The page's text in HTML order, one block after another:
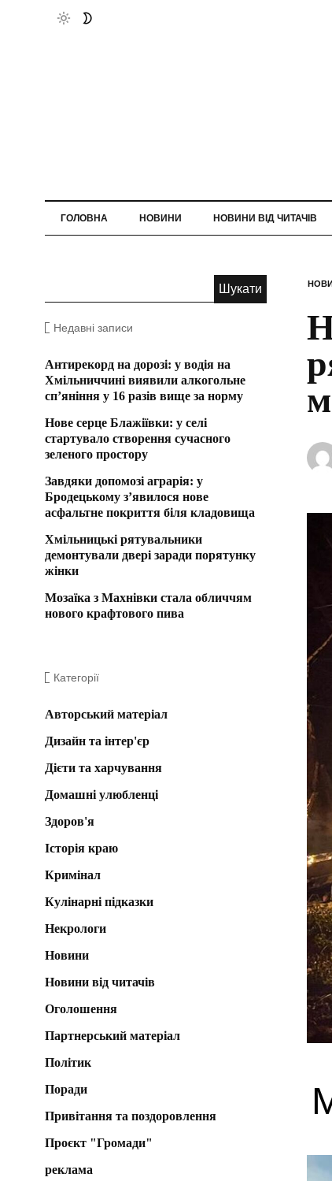
ГОЛОВНА НОВИНИ НОВИНИ ВІД ЧИТАЧІВ
Недавні записи
Антирекорд на дорозі: у водія на
Хмільниччині виявили алкогольне
сп’яніння у 16 разів вище за норму
Нове серце Блажіївки: у селі
стартувало створення сучасного
зеленого простору
Завдяки допомозі аграрія: у
Бродецькому з’явилося нове
асфальтне покриття біля кладовища
Хмільницькі рятувальники
демонтували двері заради порятунку
жінки
Мозаїка з Махнівки стала обличчям
нового крафтового пива
Категорії
Авторський матеріал
Дизайн та інтер'єр
Дієти та харчування
Домашні улюбленці
Здоров'я
Історія краю
Кримінал
Кулінарні підказки
Некрологи
Новини
Новини від читачів
Оголошення
Партнерський матеріал
Політик
Поради
Привітання та поздоровлення
Проєкт "Громади"
реклама